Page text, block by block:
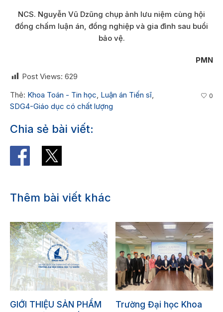
NCS. Nguyễn Vũ Dzũng chụp ảnh lưu niệm cùng hội
đồng chấm luận án, đồng nghiệp và gia đình sau buổi
bảo vệ.
PMN
Post Views: 629
Thẻ: Khoa Toán - Tin học Luận án Tiến sĩ
SDG4-Giáo dục có chất lượng
0
Chia sẻ bài viết:
Thêm bài viết khác
GIỚI THIỆU SẢN PHẨM
Trường Đại học Khoa